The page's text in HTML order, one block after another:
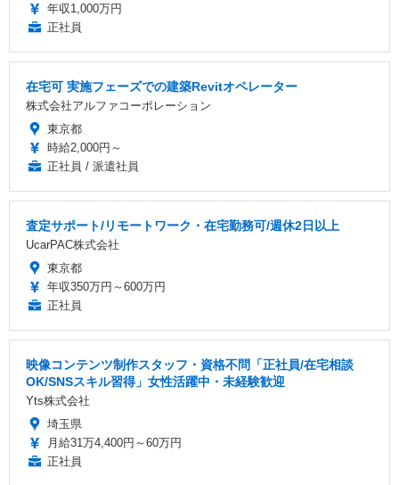
年収1,000万円
正社員
在宅可 実施フェーズでの建築Revitオペレーター
株式会社アルファコーポレーション
東京都
時給2,000円～
正社員 / 派遣社員
査定サポート/リモートワーク・在宅勤務可/週休2日以上
UcarPAC株式会社
東京都
年収350万円～600万円
正社員
映像コンテンツ制作スタッフ・資格不問「正社員/在宅相談
OK/SNSスキル習得」女性活躍中・未経験歓迎
Yts株式会社
埼玉県
月給31万4,400円～60万円
正社員